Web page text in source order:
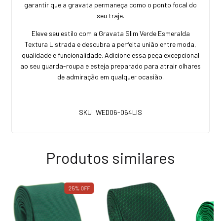
garantir que a gravata permaneça como o ponto focal do
seu traje.
Eleve seu estilo com a Gravata Slim Verde Esmeralda
Textura Listrada e descubra a perfeita união entre moda,
qualidade e funcionalidade. Adicione essa peça excepcional
ao seu guarda-roupa e esteja preparado para atrair olhares
de admiração em qualquer ocasião.
SKU: WED06-064LIS
Produtos similares
25% OFF